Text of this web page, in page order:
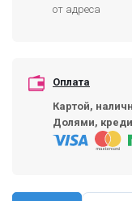
от адреса
Оплата
Картой,
Долями,